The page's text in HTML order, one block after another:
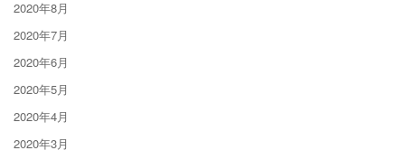
2020年8月
2020年7月
2020年6月
2020年5月
2020年4月
2020年3月